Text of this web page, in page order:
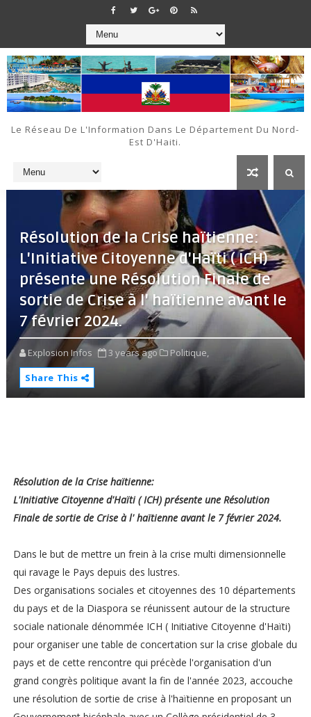
Le Réseau De L'Information Dans Le Département Du Nord-
Est D'Haiti.
Résolution de la Crise haïtienne:
L'Initiative Citoyenne d'Haïti ( ICH)
présente une Résolution Finale de
sortie de Crise à l' haïtienne avant le
7 février 2024.
Explosion Infos 3 years ago
Politique,
Share This
Résolution de la Crise haïtienne:
L'Initiative Citoyenne d'Haïti ( ICH) présente une Résolution
Finale de sortie de Crise à l' haïtienne avant le 7 février 2024.
Dans le but de mettre un frein à la crise multi dimensionnelle
qui ravage le Pays depuis des lustres.
Des organisations sociales et citoyennes des 10 départements
du pays et de la Diaspora se réunissent autour de la structure
sociale nationale dénommée ICH ( Initiative Citoyenne d'Haïti)
pour organiser une table de concertation sur la crise globale du
pays et de cette rencontre qui précède l'organisation d'un
grand congrès politique avant la fin de l'année 2023, accouche
une résolution de sortie de crise à l'haïtienne en proposant un